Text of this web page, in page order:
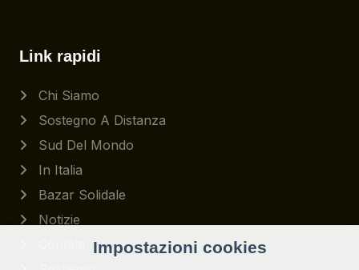
Link rapidi
Chi Siamo
Sostegno A Distanza
Sud Del Mondo
In Italia
Bazar Solidale
Notizie
Impostazioni cookies